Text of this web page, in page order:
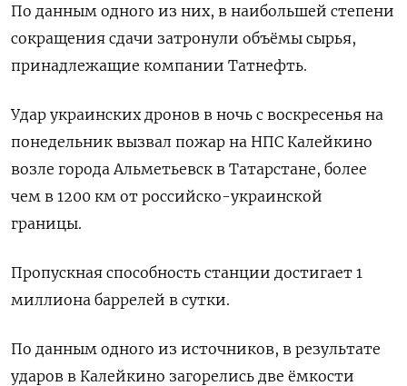
По данным одного из них, в наибольшей степени
сокращения сдачи затронули объёмы сырья, ​
принадлежащие компании Татнефть.
Удар украинских ​дронов в ​ночь с воскресенья ⁠на
понедельник вызвал пожар на НПС Калейкино
возле ‌города Альметьевск в Татарстане, более
‌чем в 1200 км от российско-украинской
границы.
Пропускная способность станции достигает 1 ​
миллиона баррелей в сутки.
По данным одного из источников, в ‌результате
ударов в Калейкино загорелись две ёмкости